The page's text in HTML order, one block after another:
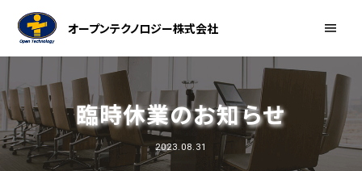
オープンテクノロジー株式会社
臨時休業のお知らせ
2023.08.31